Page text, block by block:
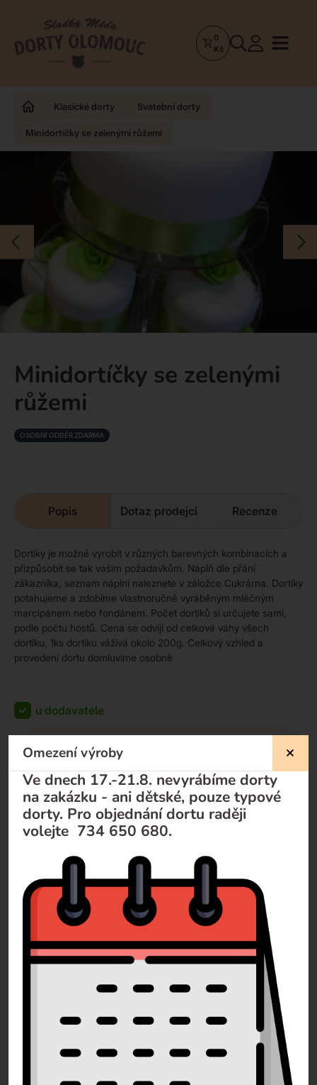
Dorty
Zakázkové
poctivá
0
Kč
Klasické dorty Svatební dorty
Minidortíčky se zelenými růžemi
Minidortíčky se zelenými
růžemi
OSOBNÍ ODBĚR ZDARMA
Popis Dotaz prodejci Recenze
Dortíky je možné vyrobit v různých barevných kombinacích a
přizpůsobit se tak vašim požadavkům. Náplň dle přání
zákazníka, seznam náplní naleznete v záložce Cukrárna. Dortíky
potahujeme a zdobíme vlastnoručně vyráběným mléčným
marcipánem nebo fondánem. Počet dortíků si určujete sami,
podle počtu hostů. Cena se odvíjí od celkové váhy všech
dortíku, 1ks dortiku vážívá okolo 200g. Celkový vzhled a
provedení dortu domluvíme osobně
u dodavatele
zdarma
zdarma - +
Nevíte si rady?
Pomůžeme Vám
Volejte
+420 732 729 300
info@dorty-olomouc.cz
0 recenzí
Omezení výroby
Ve dnech 17.-21.8. nevyrábíme dorty
na zakázku - ani dětské, pouze typové
dorty. Pro objednání dortu raději
volejte 734 650 680.